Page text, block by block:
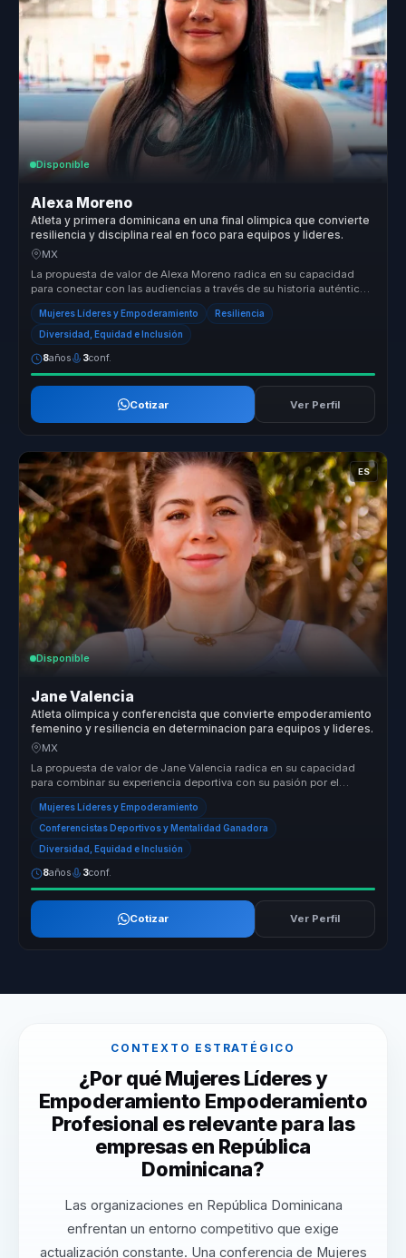
Disponible
Alexa Moreno
Atleta y primera dominicana en una final olimpica que convierte
resiliencia y disciplina real en foco para equipos y lideres.
MX
La propuesta de valor de Alexa Moreno radica en su capacidad
para conectar con las audiencias a través de su historia auténtica
de supera...
Mujeres Líderes y Empoderamiento Resiliencia
Diversidad, Equidad e Inclusión
8años 3conf.
Cotizar Ver Perfil
ES
Disponible
Jane Valencia
Atleta olimpica y conferencista que convierte empoderamiento
femenino y resiliencia en determinacion para equipos y lideres.
MX
La propuesta de valor de Jane Valencia radica en su capacidad
para combinar su experiencia deportiva con su pasión por el
empoderamiento ...
Mujeres Líderes y Empoderamiento
Conferencistas Deportivos y Mentalidad Ganadora
Diversidad, Equidad e Inclusión
8años 3conf.
Cotizar Ver Perfil
CONTEXTO ESTRATÉGICO
¿Por qué Mujeres Líderes y
Empoderamiento Empoderamiento
Profesional es relevante para las
empresas en República
Dominicana?
Las organizaciones en República Dominicana
enfrentan un entorno competitivo que exige
actualización constante. Una conferencia de Mujeres